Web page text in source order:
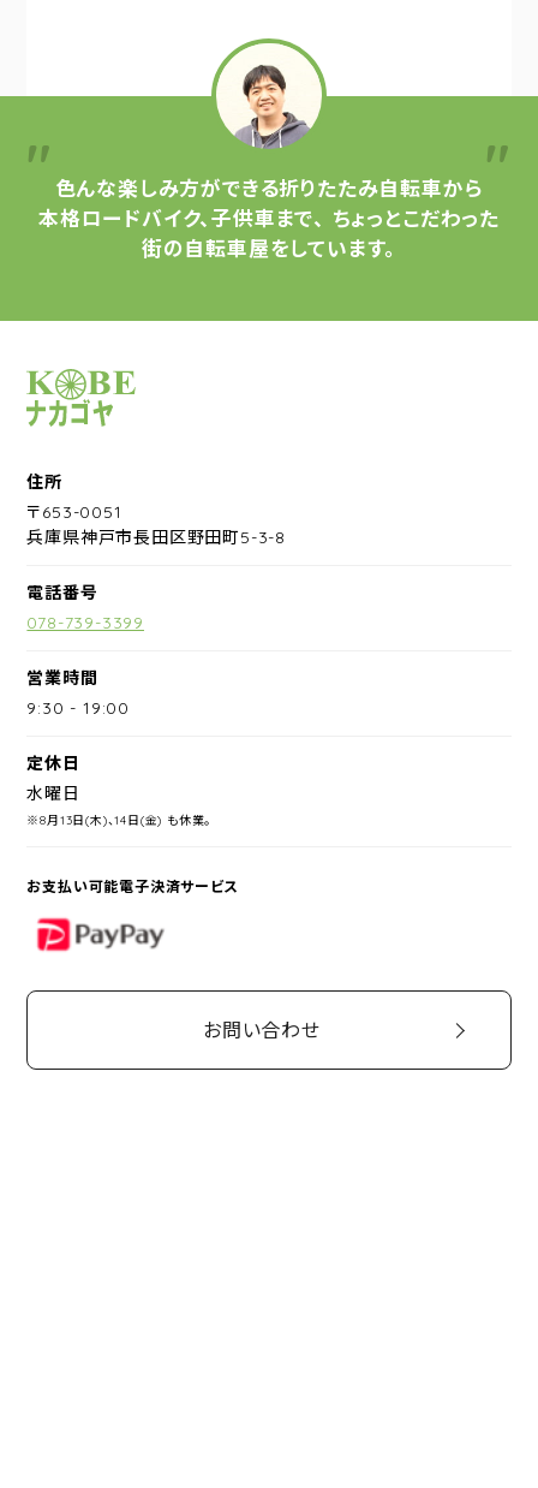
色んな楽しみ方ができる折りたたみ自転車から
本格ロードバイク、子供車まで、 ちょっとこだわった
街の自転車屋をしています。
サイクルショップナカゴヤ
住所
〒653-0051
兵庫県神戸市長田区野田町5-3-8
電話番号
078-739-3399
営業時間
9:30 -19:00
定休日
水曜日
※8月13日(木)、14日(金) も休業。
お支払い可能電子決済サービス
PayPay
お問い合わせ